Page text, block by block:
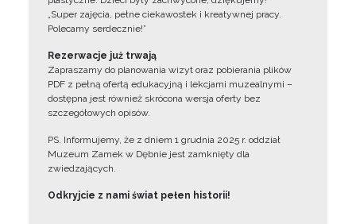
„Super zajęcia, pełne ciekawostek i kreatywnej pracy.
Polecamy serdecznie!”
Rezerwacje już trwają
Zapraszamy do planowania wizyt oraz pobierania plików
PDF z pełną ofertą edukacyjną i lekcjami muzealnymi –
dostępna jest również skrócona wersja oferty bez
szczegółowych opisów.
PS. Informujemy, że z dniem 1 grudnia 2025 r. oddział
Muzeum Zamek w Dębnie jest zamknięty dla
zwiedzających.
Odkryjcie z nami świat pełen historii!